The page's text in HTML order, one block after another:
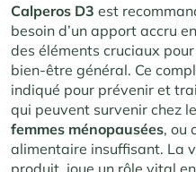
Calperos D3 est
besoin d’un apport accru en
des éléments cruciaux
bien-être général. Ce
indiqué pour prévenir et
qui peuvent survenir chez
femmes ménopausées, ou
alimentaire insuffisant. La
produit, joue un rôle vital